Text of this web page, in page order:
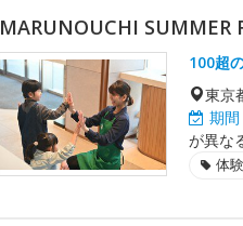
MARUNOUCHI SUMMER
100超
東京
期間
が異な
体